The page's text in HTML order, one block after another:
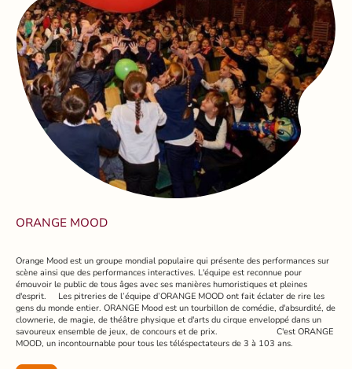
ORANGE MOOD
Orange Mood est un groupe mondial populaire qui présente des performances sur
scène ainsi que des performances interactives. L'équipe est reconnue pour
émouvoir le public de tous âges avec ses manières humoristiques et pleines
d'esprit. Les pitreries de l’équipe d’ORANGE MOOD ont fait éclater de rire les
gens du monde entier. ORANGE Mood est un tourbillon de comédie, d'absurdité, de
clownerie, de magie, de théâtre physique et d'arts du cirque enveloppé dans un
savoureux ensemble de jeux, de concours et de prix. C'est ORANGE
MOOD, un incontournable pour tous les téléspectateurs de 3 à 103 ans.